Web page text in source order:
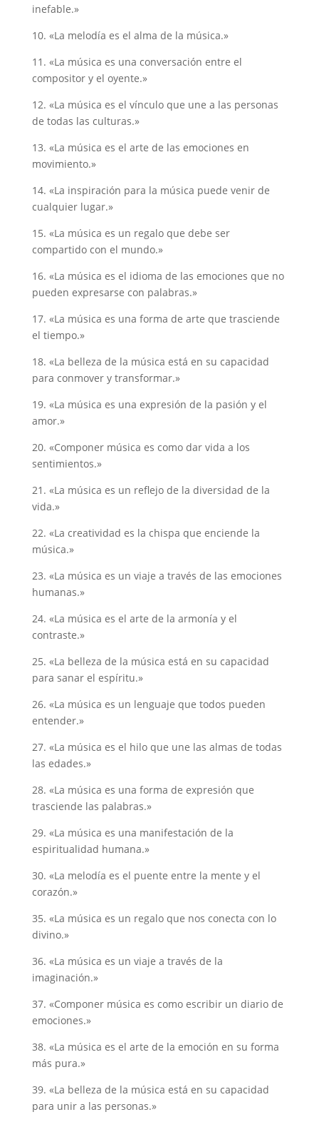
inefable.»
10. «La melodía es el alma de la música.»
11. «La música es una conversación entre el
compositor y el oyente.»
12. «La música es el vínculo que une a las personas
de todas las culturas.»
13. «La música es el arte de las emociones en
movimiento.»
14. «La inspiración para la música puede venir de
cualquier lugar.»
15. «La música es un regalo que debe ser
compartido con el mundo.»
16. «La música es el idioma de las emociones que no
pueden expresarse con palabras.»
17. «La música es una forma de arte que trasciende
el tiempo.»
18. «La belleza de la música está en su capacidad
para conmover y transformar.»
19. «La música es una expresión de la pasión y el
amor.»
20. «Componer música es como dar vida a los
sentimientos.»
21. «La música es un reflejo de la diversidad de la
vida.»
22. «La creatividad es la chispa que enciende la
música.»
23. «La música es un viaje a través de las emociones
humanas.»
24. «La música es el arte de la armonía y el
contraste.»
25. «La belleza de la música está en su capacidad
para sanar el espíritu.»
26. «La música es un lenguaje que todos pueden
entender.»
27. «La música es el hilo que une las almas de todas
las edades.»
28. «La música es una forma de expresión que
trasciende las palabras.»
29. «La música es una manifestación de la
espiritualidad humana.»
30. «La melodía es el puente entre la mente y el
corazón.»
35. «La música es un regalo que nos conecta con lo
divino.»
36. «La música es un viaje a través de la
imaginación.»
37. «Componer música es como escribir un diario de
emociones.»
38. «La música es el arte de la emoción en su forma
más pura.»
39. «La belleza de la música está en su capacidad
para unir a las personas.»